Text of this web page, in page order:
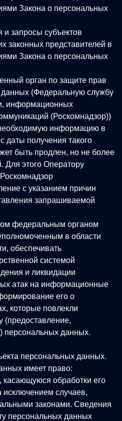
Закона о персональных
и запросы субъектов
законных представителей в
Закона о персональных
орган по защите прав
данных (Федеральную службу
информационных
(Роскомнадзор))
информацию в
даты получения такого
быть продлен, но не более
Для этого Оператору
с указанием причин
запрашиваемой
федеральным органом
в области
обеспечивать
системой
и ликвидации
атак на информационные
его о
которые повлекли
(предоставление,
персональных данных.
персональных данных.
имеет право:
обработки его
случаев,
законами. Сведения
персональных данных